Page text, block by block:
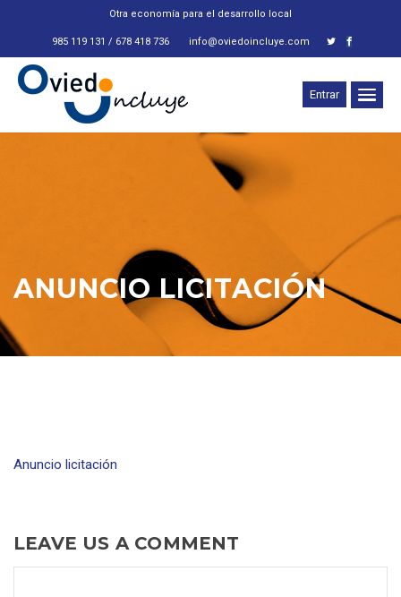
Otra economía para el desarrollo local
985 119 131 / 678 418 736 info@oviedoincluye.com
Entrar
ANUNCIO LICITACIÓN
Anuncio licitación
LEAVE US A COMMENT